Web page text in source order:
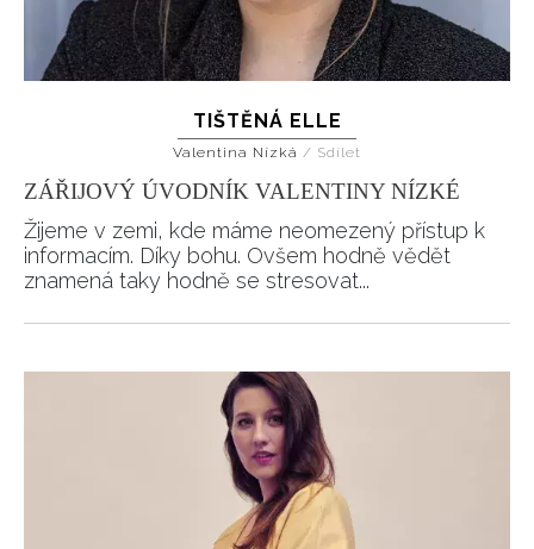
TIŠTĚNÁ ELLE
Valentina Nízká / Sdílet
ZÁŘIJOVÝ ÚVODNÍK VALENTINY NÍZKÉ
Žijeme v zemi, kde máme neomezený přístup k
informacím. Díky bohu. Ovšem hodně vědět
znamená taky hodně se stresovat...